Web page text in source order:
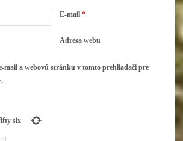
E-mail *
Adresa webu
mail a webovú stránku v tomto prehliadači pre
six